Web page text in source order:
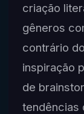
criação
gêneros
contrário
inspiração
de
tendências